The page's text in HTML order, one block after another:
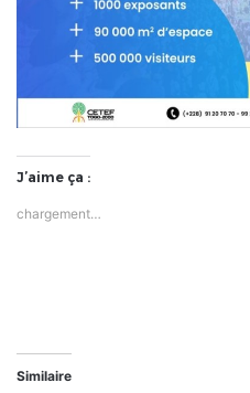
J’aime ça :
chargement…
Similaire